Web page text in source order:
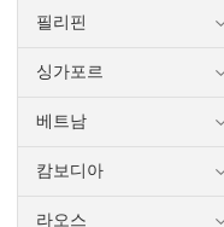
필리핀
싱가포르
베트남
캄보디아
라오스